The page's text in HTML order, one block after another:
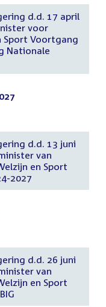
d.d. 17 april
voor
Sport Voortgang
Nationale
d.d. 13 juni
van
en Sport
2027
d.d. 26 juni
van
en Sport